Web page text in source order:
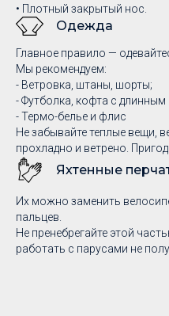
• Плотный закрытый нос.
Одежда
Главное правило —
Мы рекомендуем:
- Ветровка, штаны, шорты;
- Футболка, кофта с длинным
- Термо-белье и флис
Не забывайте теплые вещи,
прохладно и ветрено.
Яхтенные
Их можно заменить
пальцев.
Не пренебрегайте этой
работать с парусами не